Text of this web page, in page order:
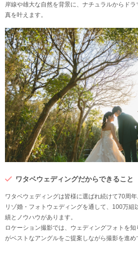
岸線や雄大な自然を背景に、ナチュラルからド
真を叶えます。
ワタベウェディングだからできること
ワタベウェディングは皆様に選ばれ続けて70周年
リゾ婚・フォトウェディングを通して、100万組
績とノウハウがあります。
ロケーション撮影では、ウェディングフォトを
がベストなアングルをご提案しながら撮影を進め